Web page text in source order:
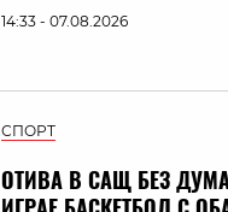
14:33 - 07.08.2026
СПОРТ
ОТИВА В САЩ БЕЗ